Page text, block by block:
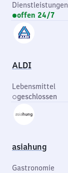
Dienstleistungen
offen 24/7
ALDI
Lebensmittel
geschlossen
asiahung
Gastronomie